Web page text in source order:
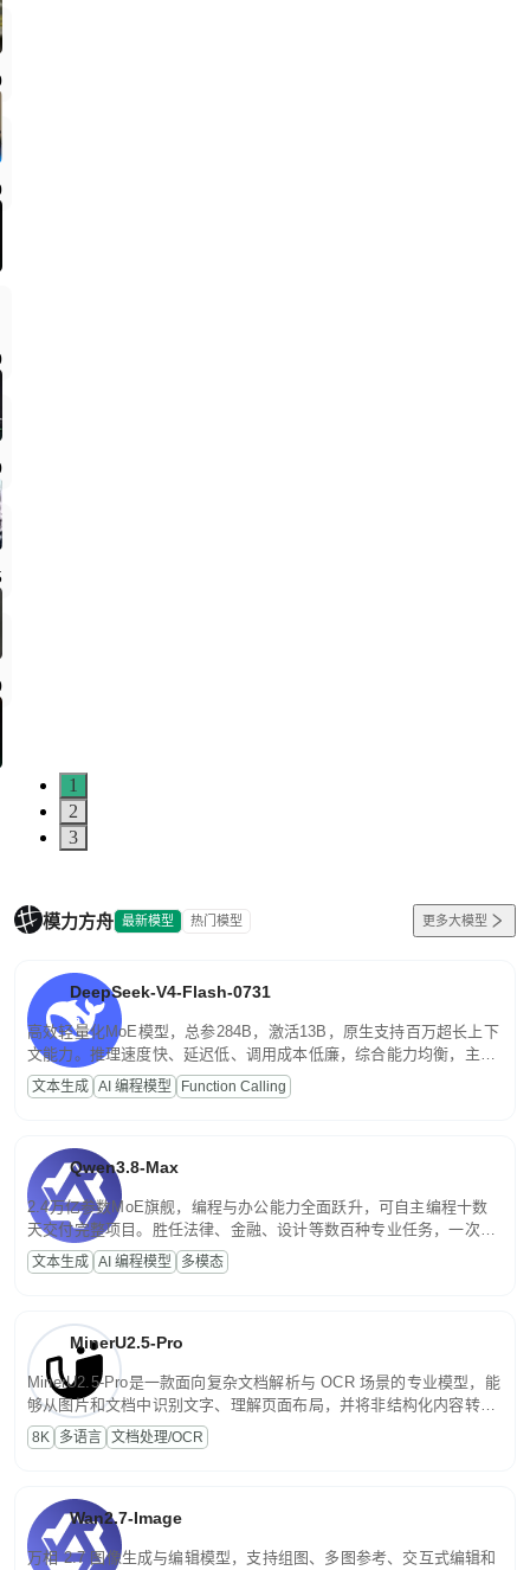
1
2
3
模力方舟 最新模型 热门模型 更多大模型
DeepSeek-V4-Flash-0731
高效轻量化MoE模型，总参284B，激活13B，原生支持百万超长上下
文能力。推理速度快、延迟低、调用成本低廉，综合能力均衡，主打
高并发、轻量化任务，适合日常对话、内容创作、基础 RAG、批量
文案处理等普惠刚需场景。
文本生成 AI 编程模型 Function Calling
Qwen3.8-Max
2.4万亿参数MoE旗舰，编程与办公能力全面跃升，可自主编程十数
天交付完整项目。胜任法律、金融、设计等数百种专业任务，一次对
话端到端交付生产级成果。原生视觉理解贯穿规划、执行与验证全流
程，支持超长文档与长视频的深度语义解析。长程任务中自主规划与
文本生成 AI 编程模型 多模态
MinerU2.5-Pro
MinerU2.5-Pro是一款面向复杂文档解析与 OCR 场景的专业模型，能
够从图片和文档中识别文字、理解页面布局，并将非结构化内容转换
为便于存储、检索和二次处理的结构化结果。
8K 多语言 文档处理/OCR
Wan2.7-Image
万相 2.7 图像生成与编辑模型，支持组图、多图参考、交互式编辑和